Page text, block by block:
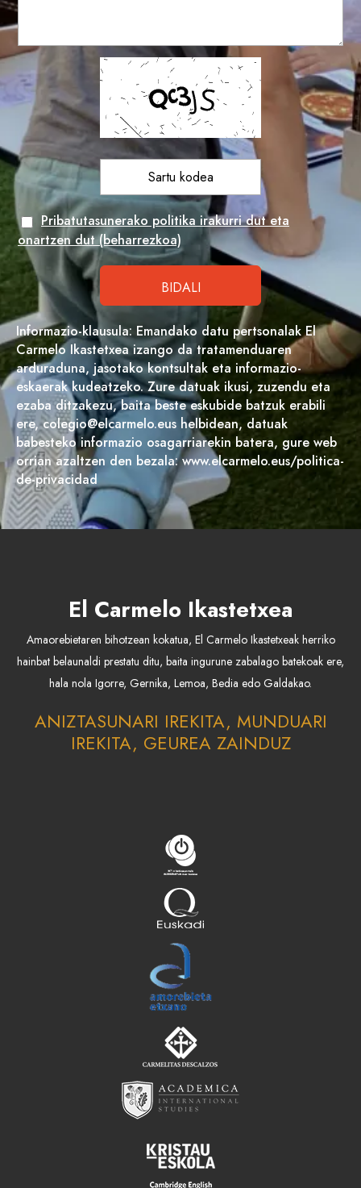
Pribatutasunerako politika irakurri dut eta
onartzen dut (beharrezkoa)
Informazio-klausula: Emandako datu pertsonalak El
Carmelo Ikastetxea izango da tratamenduaren
arduraduna, jasotako kontsultak eta informazio-
eskaerak kudeatzeko. Zure datuak ikusi, zuzendu eta
ezaba ditzakezu, baita beste eskubide batzuk erabili
ere, colegio@elcarmelo.eus helbidean, datuak
babesteko informazio osagarriarekin batera, gure web
orrian azaltzen den bezala: www.elcarmelo.eus/politica-
de-privacidad
El Carmelo Ikastetxea
Amaorebietaren bihotzean kokatua, El Carmelo Ikastetxeak herriko
hainbat belaunaldi prestatu ditu, baita ingurune zabalago batekoak ere,
hala nola Igorre, Gernika, Lemoa, Bedia edo Galdakao.
ANIZTASUNARI IREKITA, MUNDUARI
IREKITA, GEUREA ZAINDUZ